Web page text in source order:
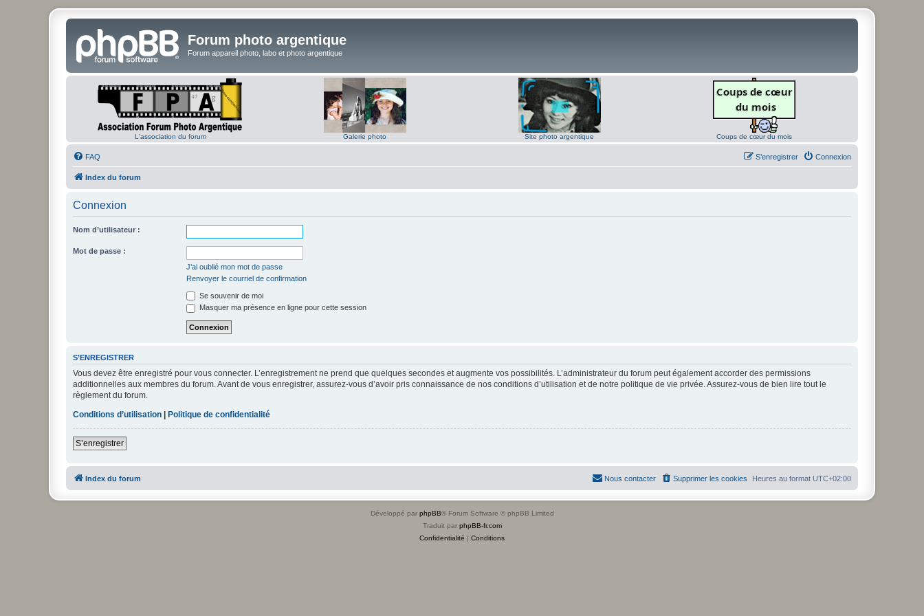
Forum photo argentique
Forum appareil photo, labo et photo argentique
L'association du forum Galerie photo Site photo argentique Coups de cœur du mois
FAQ Connexion
S’enregistrer
Index du forum
Connexion
Nom d’utilisateur :
Mot de passe :
J’ai oublié mon mot de passe
Renvoyer le courriel de confirmation
Se souvenir de moi
Masquer ma présence en ligne pour cette session
S’ENREGISTRER
Vous devez être enregistré pour vous connecter. L’enregistrement ne prend que quelques secondes et augmente vos possibilités. L’administrateur du forum peut également accorder des permissions
additionnelles aux membres du forum. Avant de vous enregistrer, assurez-vous d’avoir pris connaissance de nos conditions d’utilisation et de notre politique de vie privée. Assurez-vous de bien lire tout le
règlement du forum.
Conditions d’utilisation
Politique de confidentialité
S’enregistrer
Index du forum Heures au format UTC+02:00
Supprimer les cookies
Nous contacter
Développé par phpBB® Forum Software © phpBB Limited
Traduit par phpBB-fr.com
Confidentialité | Conditions